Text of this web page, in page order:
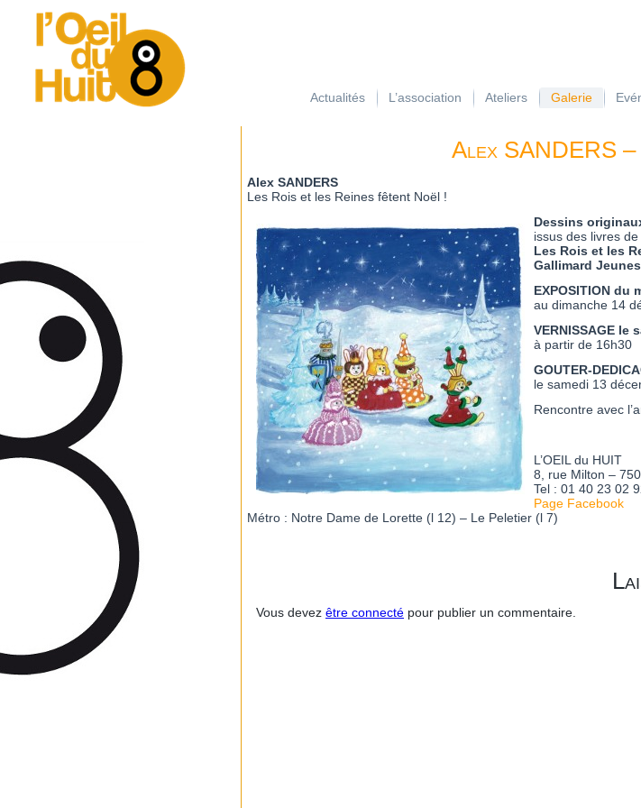
Actualités L’association Ateliers Galerie
Alex SANDERS
Alex SANDERS
Les Rois et les Reines fêtent Noël !
Dessins
issus des livres
Les Rois et les
Gallimard
EXPOSITION du
au dimanche 14
VERNISSAGE le
à partir de 16h30
GOUTER-
le samedi 13
Rencontre avec
L’OEIL du HUIT
8, rue Milton –
Tel : 01 40 23 02
Page Facebook
Métro : Notre Dame de Lorette (l 12) – Le Peletier (l 7)
Vous devez être connecté pour publier un commentaire.